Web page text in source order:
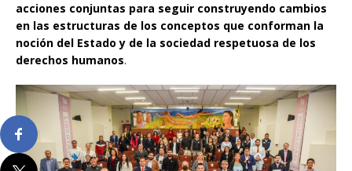
acciones conjuntas para seguir construyendo cambios
en las estructuras de los conceptos que conforman la
noción del Estado y de la sociedad respetuosa de los
derechos humanos.